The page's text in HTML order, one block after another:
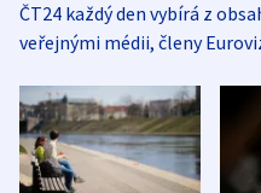
ČT24 každý den vybírá z
veřejnými médii, členy